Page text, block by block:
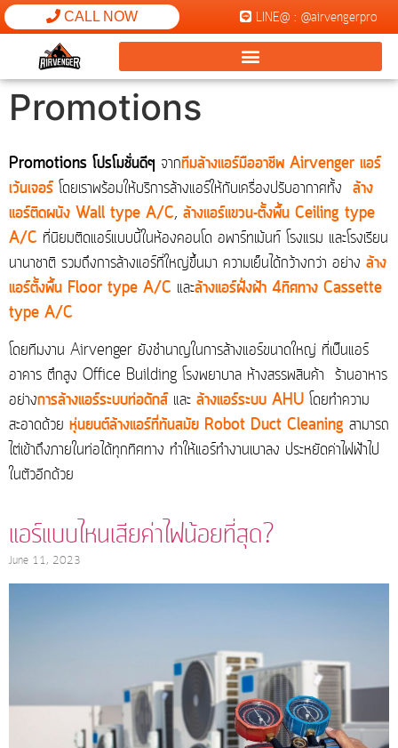
CALL NOW LINE@ : @airvengerpro
Promotions
Promotions โปรโมชั่นดีๆ จากทีมล้างแอร์มืออาชีพ Airvenger แอร์
เว้นเจอร์ โดยเราพร้อมให้บริการล้างแอร์ให้กับเครื่องปรับอากาศทั้ง ล้าง
แอร์ติดผนัง Wall type A/C, ล้างแอร์แขวน-ตั้งพื้น Ceiling type
A/C ที่นิยมติดแอร์แบบนี้ในห้องคอนโด อพาร์ทเม้นท์ โรงแรม และโรงเรียน
นานาชาติ รวมถึงการล้างแอร์ที่ใหญ่ขึ้นมา ความเย็นได้กว้างกว่า อย่าง ล้าง
แอร์ตั้งพื้น Floor type A/C และล้างแอร์ฝั่งฝ้า 4ทิศทาง Cassette
type A/C
โดยทีมงาน Airvenger ยังชำนาญในการล้างแอร์ขนาดใหญ่ ที่เป็นแอร์
อาคาร ตึกสูง Office Building โรงพยาบาล ห้างสรรพสินค้า ร้านอาหาร
อย่างการล้างแอร์ระบบท่อดักส์ และ ล้างแอร์ระบบ AHU โดยทำความ
สะอาดด้วย หุ่นยนต์ล้างแอร์ที่ทันสมัย Robot Duct Cleaning สามารถ
ไต่เข้าถึงภายในท่อได้ทุกทิศทาง ทำให้แอร์ทำงานเบาลง ประหยัดค่าไฟฟ้าไป
ในตัวอีกด้วย
แอร์แบบไหนเสียค่าไฟน้อยที่สุด?
June 11, 2023